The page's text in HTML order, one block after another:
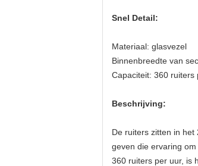
Snel Detail:
Materiaal: glasvezel
Binnenbreedte van
Capaciteit: 360 ruiters
Beschrijving:
De ruiters zitten in
geven die ervaring
360 ruiters per uur, is